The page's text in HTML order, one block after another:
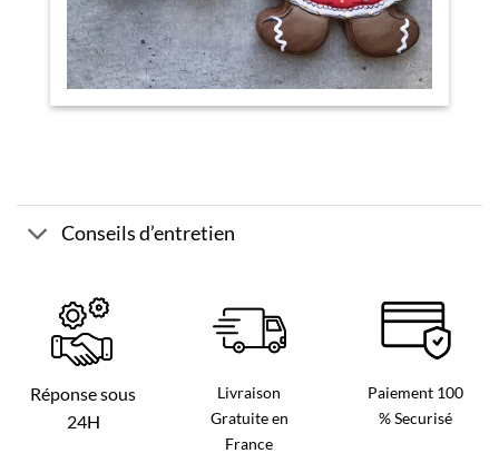
Conseils d’entretien
Réponse sous
24H
Livraison
Gratuite en
France
Paiement 100
% Securisé